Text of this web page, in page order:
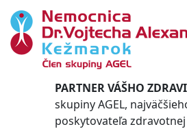
PARTNER VÁŠHO
skupiny AGEL,
poskytovateľa